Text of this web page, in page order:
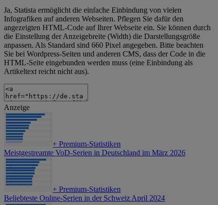
Ja, Statista ermöglicht die einfache Einbindung von vielen
Infografiken auf anderen Webseiten. Pflegen Sie dafür den
angezeigten HTML-Code auf Ihrer Webseite ein. Sie können durch
die Einstellung der Anzeigebreite (Width) die Darstellungsgröße
anpassen. Als Standard sind 660 Pixel angegeben. Bitte beachten
Sie bei Wordpress-Seiten und anderen CMS, dass der Code in die
HTML-Seite eingebunden werden muss (eine Einbindung als
Artikeltext reicht nicht aus).
Anzeige
+ Premium-Statistiken
Meistgestreamte VoD-Serien in Deutschland im März 2026
+ Premium-Statistiken
Beliebteste Online-Serien in der Schweiz April 2024